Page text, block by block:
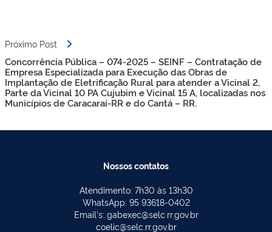
Próximo Post
Concorrência Pública – 074-2025 – SEINF – Contratação de
Empresa Especializada para Execução das Obras de
Implantação de Eletrificação Rural para atender a Vicinal 2,
Parte da Vicinal 10 PA Cujubim e Vicinal 15 A, localizadas nos
Municípios de Caracaraí-RR e do Cantá – RR.
Nossos contatos
Atendimento: 7h30 às 13h30
WhatsApp: 95 93618-0402
Email's: gabexec@selc.rr.gov.br
coelic@selc.rr.gov.br